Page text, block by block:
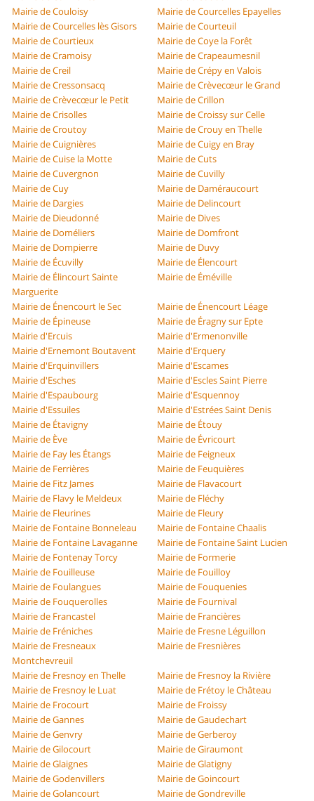
Mairie de Couloisy
Mairie de Courcelles Epayelles
Mairie de Courcelles lès Gisors
Mairie de Courteuil
Mairie de Courtieux
Mairie de Coye la Forêt
Mairie de Cramoisy
Mairie de Crapeaumesnil
Mairie de Creil
Mairie de Crépy en Valois
Mairie de Cressonsacq
Mairie de Crèvecœur le Grand
Mairie de Crèvecœur le Petit
Mairie de Crillon
Mairie de Crisolles
Mairie de Croissy sur Celle
Mairie de Croutoy
Mairie de Crouy en Thelle
Mairie de Cuignières
Mairie de Cuigy en Bray
Mairie de Cuise la Motte
Mairie de Cuts
Mairie de Cuvergnon
Mairie de Cuvilly
Mairie de Cuy
Mairie de Daméraucourt
Mairie de Dargies
Mairie de Delincourt
Mairie de Dieudonné
Mairie de Dives
Mairie de Doméliers
Mairie de Domfront
Mairie de Dompierre
Mairie de Duvy
Mairie de Écuvilly
Mairie de Élencourt
Mairie de Élincourt Sainte
Marguerite
Mairie de Éméville
Mairie de Énencourt le Sec
Mairie de Énencourt Léage
Mairie de Épineuse
Mairie de Éragny sur Epte
Mairie d'Ercuis
Mairie d'Ermenonville
Mairie d'Ernemont Boutavent
Mairie d'Erquery
Mairie d'Erquinvillers
Mairie d'Escames
Mairie d'Esches
Mairie d'Escles Saint Pierre
Mairie d'Espaubourg
Mairie d'Esquennoy
Mairie d'Essuiles
Mairie d'Estrées Saint Denis
Mairie de Étavigny
Mairie de Étouy
Mairie de Ève
Mairie de Évricourt
Mairie de Fay les Étangs
Mairie de Feigneux
Mairie de Ferrières
Mairie de Feuquières
Mairie de Fitz James
Mairie de Flavacourt
Mairie de Flavy le Meldeux
Mairie de Fléchy
Mairie de Fleurines
Mairie de Fleury
Mairie de Fontaine Bonneleau
Mairie de Fontaine Chaalis
Mairie de Fontaine Lavaganne
Mairie de Fontaine Saint Lucien
Mairie de Fontenay Torcy
Mairie de Formerie
Mairie de Fouilleuse
Mairie de Fouilloy
Mairie de Foulangues
Mairie de Fouquenies
Mairie de Fouquerolles
Mairie de Fournival
Mairie de Francastel
Mairie de Francières
Mairie de Fréniches
Mairie de Fresne Léguillon
Mairie de Fresneaux
Montchevreuil
Mairie de Fresnières
Mairie de Fresnoy en Thelle
Mairie de Fresnoy la Rivière
Mairie de Fresnoy le Luat
Mairie de Frétoy le Château
Mairie de Frocourt
Mairie de Froissy
Mairie de Gannes
Mairie de Gaudechart
Mairie de Genvry
Mairie de Gerberoy
Mairie de Gilocourt
Mairie de Giraumont
Mairie de Glaignes
Mairie de Glatigny
Mairie de Godenvillers
Mairie de Goincourt
Mairie de Golancourt
Mairie de Gondreville